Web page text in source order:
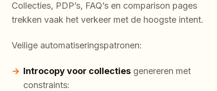
Collecties, PDP’s, FAQ’s en comparison pages
trekken vaak het verkeer met de hoogste intent.
Veilige automatiseringspatronen:
Introcopy voor collecties genereren met
constraints: